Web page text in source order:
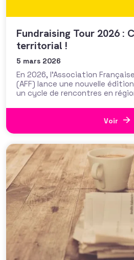
Fundraising Tour 2026 :
territorial !
5 mars 2026
En 2026, l’Association
(AFF) lance une nouvelle
un cycle de rencontres en
le tour met à l’honneur un
organisations d’intérêt général
Voir